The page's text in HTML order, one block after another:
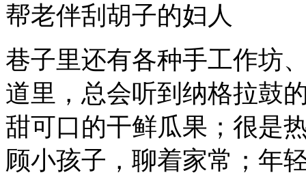
帮老伴刮胡子的妇人
巷子里还有各种手工作坊
道里，总会听到纳格拉鼓
甜可口的干鲜瓜果；很是
顾小孩子，聊着家常；年